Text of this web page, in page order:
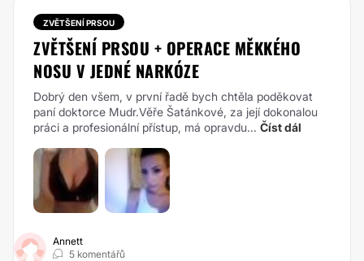
ZVĚTŠENÍ PRSOU
ZVĚTŠENÍ PRSOU + OPERACE MĚKKÉHO
NOSU V JEDNÉ NARKÓZE
Dobrý den všem, v první řadě bych chtěla poděkovat
paní doktorce Mudr.Věře Šatánkové, za její dokonalou
práci a profesionální přístup, má opravdu... Číst dál
Annett
5 komentářů